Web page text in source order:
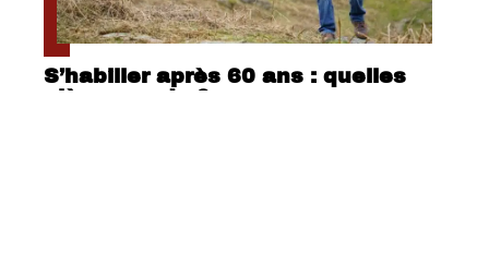
S’habiller après 60 ans : quelles
pièces mode ?